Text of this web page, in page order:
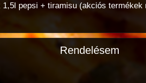
pepsi + tiramisu (akciós
Rendelésem